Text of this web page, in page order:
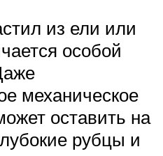
из ели или
особой
механическое
оставить на
рубцы и